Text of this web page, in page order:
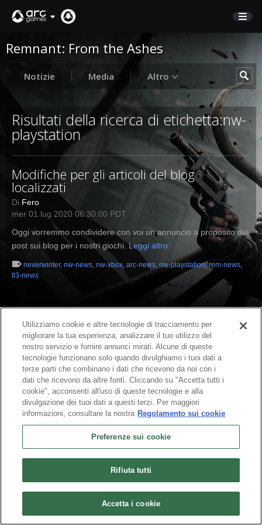
NEGOZIO
Accedi
English
Deutsch
Français
Italiano
Pусский
Español
Remnant: From the Ashes
Notizie Media Altro
Risultati della ricerca di etichetta:nw-
playstation
Modifiche per gli articoli del blog
localizzati
Di Fero
mer 01 lug 2020 06:30:00 PDT
Oggi vorremmo condividere con voi un annuncio a proposito dei
post sui blog per i nostri giochi.Leggi altro
neverwinter, nw-news, nw-xbox, arc-news, nw-playstation,rem-news,
tl3-news
Italiano
Termini di servizio Informativa sulla privacy
Informativa sui cookie
Non vendere o condividere le mie informazioni personali
Utilizziamo cookie e altre tecnologie di tracciamento per
migliorare la tua esperienza, analizzare il tuo utilizzo del
nostro servizio e fornire annunci mirati. Alcune di queste
tecnologie funzionano solo quando divulghiamo i tuoi dati a
terze parti che combinano i dati che ricevono da noi con i
dati che ricevono da altre fonti. Cliccando su "Accetta tutti i
cookie", acconsenti all'uso di queste tecnologie e alla
divulgazione dei tuoi dati a questi terzi. Per maggiori
informazioni, consultare la nostra Regolamento sui cookie
Preferenze sui cookie
Rifiuta tutti
Accetta i cookie